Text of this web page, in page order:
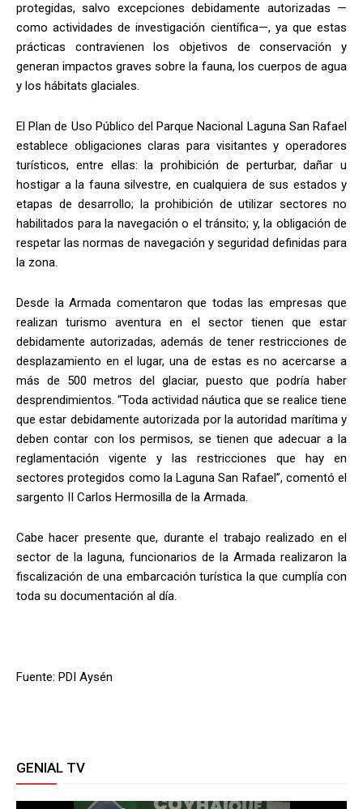
protegidas, salvo excepciones debidamente autorizadas —
como actividades de investigación científica—, ya que estas
prácticas contravienen los objetivos de conservación y
generan impactos graves sobre la fauna, los cuerpos de agua
y los hábitats glaciales.
El Plan de Uso Público del Parque Nacional Laguna San Rafael
establece obligaciones claras para visitantes y operadores
turísticos, entre ellas: la prohibición de perturbar, dañar u
hostigar a la fauna silvestre, en cualquiera de sus estados y
etapas de desarrollo; la prohibición de utilizar sectores no
habilitados para la navegación o el tránsito; y, la obligación de
respetar las normas de navegación y seguridad definidas para
la zona.
Desde la Armada comentaron que todas las empresas que
realizan turismo aventura en el sector tienen que estar
debidamente autorizadas, además de tener restricciones de
desplazamiento en el lugar, una de estas es no acercarse a
más de 500 metros del glaciar, puesto que podría haber
desprendimientos. “Toda actividad náutica que se realice tiene
que estar debidamente autorizada por la autoridad marítima y
deben contar con los permisos, se tienen que adecuar a la
reglamentación vigente y las restricciones que hay en
sectores protegidos como la Laguna San Rafael”, comentó el
sargento II Carlos Hermosilla de la Armada.
Cabe hacer presente que, durante el trabajo realizado en el
sector de la laguna, funcionarios de la Armada realizaron la
fiscalización de una embarcación turística la que cumplía con
toda su documentación al día.
Fuente: PDI Aysén
GENIAL TV